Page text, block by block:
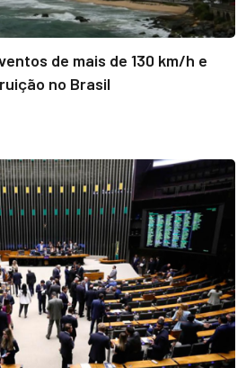
de mais de 130 km/h e
no Brasil